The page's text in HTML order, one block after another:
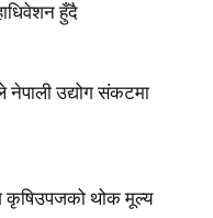
हुँदै
उद्योग संकटमा
कृषिउपजको थोक मूल्य